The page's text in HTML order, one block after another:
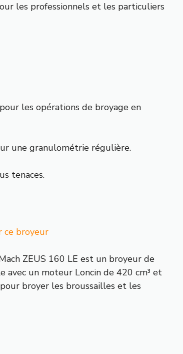
les professionnels et les particuliers
les opérations de broyage en
une granulométrie régulière.
tenaces.
ce broyeur
ZEUS 160 LE est un broyeur de
avec un moteur Loncin de 420 cm³ et
broyer les broussailles et les